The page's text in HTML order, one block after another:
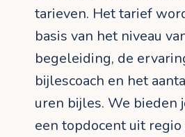
tarieven. Het tarief
basis van het niveau
begeleiding, de
bijlescoach en het
uren bijles. We bieden
een topdocent uit